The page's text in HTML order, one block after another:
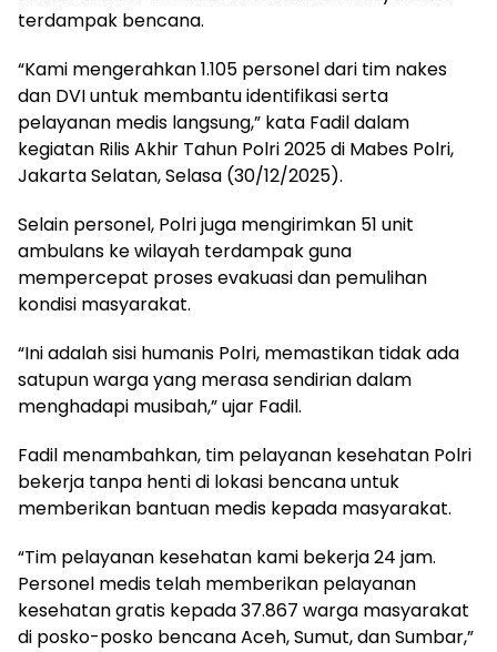
terdampak bencana.
“Kami mengerahkan 1.105 personel dari tim nakes
dan DVI untuk membantu identifikasi serta
pelayanan medis langsung,” kata Fadil dalam
kegiatan Rilis Akhir Tahun Polri 2025 di Mabes Polri,
Jakarta Selatan, Selasa (30/12/2025).
Selain personel, Polri juga mengirimkan 51 unit
ambulans ke wilayah terdampak guna
mempercepat proses evakuasi dan pemulihan
kondisi masyarakat.
“Ini adalah sisi humanis Polri, memastikan tidak ada
satupun warga yang merasa sendirian dalam
menghadapi musibah,” ujar Fadil.
Fadil menambahkan, tim pelayanan kesehatan Polri
bekerja tanpa henti di lokasi bencana untuk
memberikan bantuan medis kepada masyarakat.
“Tim pelayanan kesehatan kami bekerja 24 jam.
Personel medis telah memberikan pelayanan
kesehatan gratis kepada 37.867 warga masyarakat
di posko-posko bencana Aceh, Sumut, dan Sumbar,”